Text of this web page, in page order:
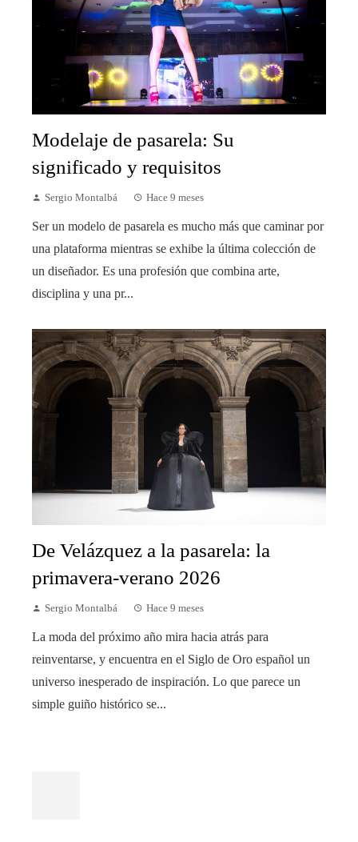
Modelaje de pasarela: Su
significado y requisitos
Sergio Montalbá Hace 9 meses
Ser un modelo de pasarela es mucho más que caminar por
una plataforma mientras se exhibe la última colección de
un diseñador. Es una profesión que combina arte,
disciplina y una pr...
De Velázquez a la pasarela: la
primavera-verano 2026
Sergio Montalbá Hace 9 meses
La moda del próximo año mira hacia atrás para
reinventarse, y encuentra en el Siglo de Oro español un
universo inesperado de inspiración. Lo que parece un
simple guiño histórico se...